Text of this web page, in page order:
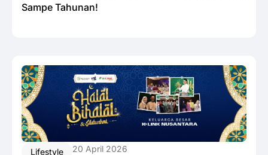
Sampe Tahunan!
Lifestyle 20 April 2026